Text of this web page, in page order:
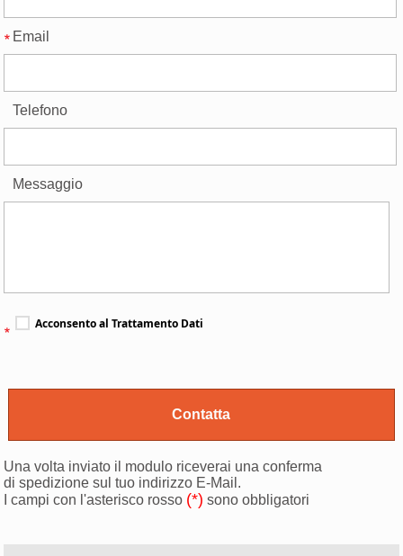
Email
Telefono
Messaggio
Acconsento al Trattamento Dati
Una volta inviato il modulo riceverai una conferma
di spedizione sul tuo indirizzo E-Mail.
I campi con l'asterisco rosso (*) sono obbligatori